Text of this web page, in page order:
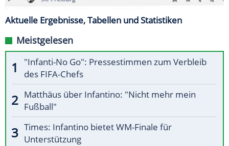
Aktuelle Ergebnisse, Tabellen und Statistiken
Meistgelesen
"Infanti-No Go": Pressestimmen zum Verbleib
des FIFA-Chefs
Matthäus über Infantino: "Nicht mehr mein
Fußball"
Times: Infantino bietet WM-Finale für
Unterstützung